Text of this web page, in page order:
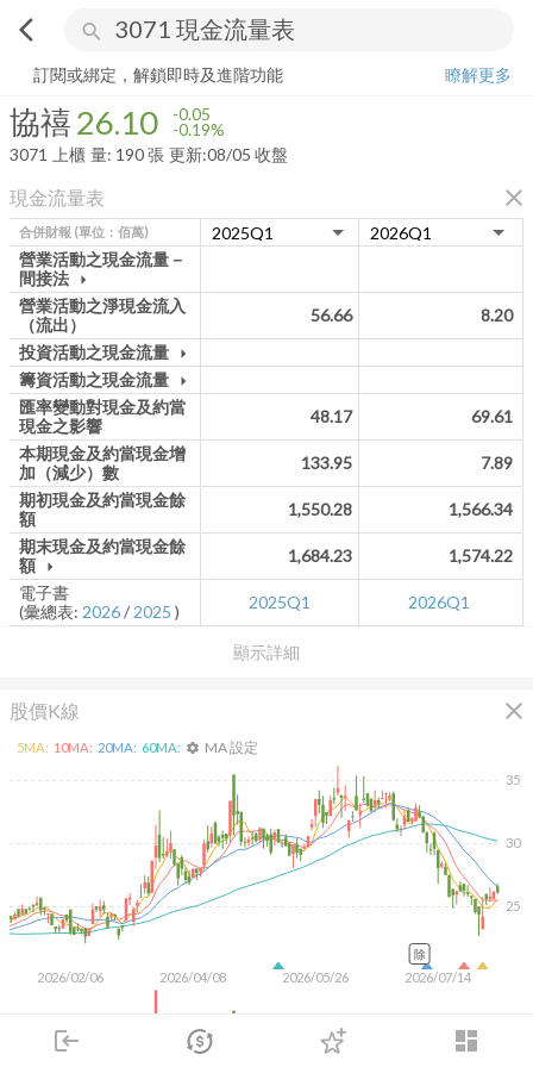
arrow_back_ios search
login dashboard
市場 登入
協禧 26.10-0.19%
訂閱或綁定，解鎖即時及進階功能
瞭解更多
協禧26.10 -0.05
-0.19%
3071
上櫃 量: 190張 更新:08/05 收盤
現金流量表 close
顯示詳細
合併財報 (單位：佰萬)
營業活動之現金流量－
間接法 arrow_drop_down
營業活動之淨現金流入
（流出）
56.66
8.20
投資活動之現金流量 arrow_drop_down
籌資活動之現金流量 arrow_drop_down
匯率變動對現金及約當
現金之影響
48.17
69.61
本期現金及約當現金增
加（減少）數
133.95
7.89
期初現金及約當現金餘
額
1,550.28
1,566.34
期末現金及約當現金餘
額 arrow_drop_down
1,684.23
1,574.22
電子書
(彙總表: 2026/ 2025 ) 2025Q1 2026Q1
股價K線 close
2026/02/06 2026/04/08 2026/05/26 2026/07/14
25
30
35
5MA: 10MA: 20MA: 60MA: settings MA 設定
除